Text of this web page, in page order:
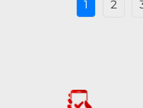
1 2